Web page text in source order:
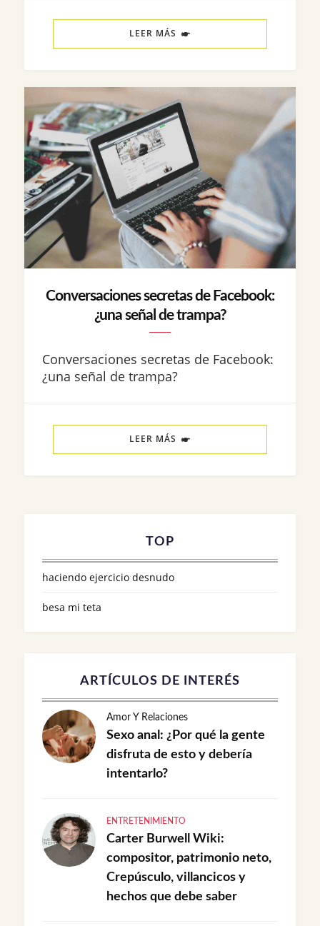
LEER MÁS
Conversaciones secretas de Facebook:
¿una señal de trampa?
Conversaciones secretas de Facebook:
¿una señal de trampa?
LEER MÁS
TOP
haciendo ejercicio desnudo
besa mi teta
ARTÍCULOS DE INTERÉS
Amor Y Relaciones
Sexo anal: ¿Por qué la gente
disfruta de esto y debería
intentarlo?
ENTRETENIMIENTO
Carter Burwell Wiki:
compositor, patrimonio neto,
Crepúsculo, villancicos y
hechos que debe saber